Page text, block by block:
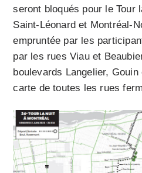
seront bloqués pour le Tour
Saint-Léonard et Montréal-
empruntée par les
par les rues Viau et
boulevards Langelier,
carte de toutes les rues